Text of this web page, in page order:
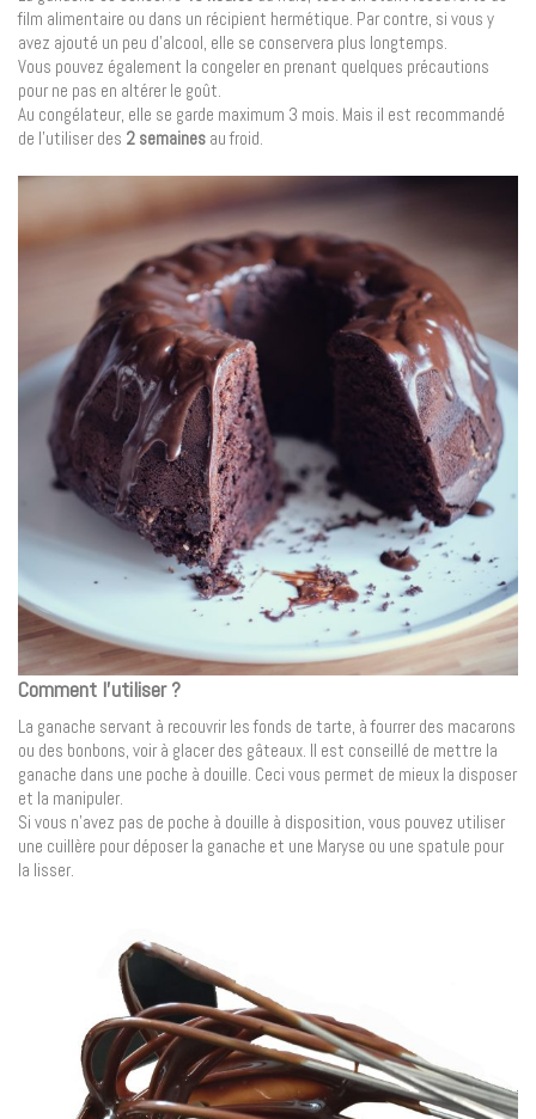
film alimentaire ou dans un récipient hermétique. Par contre, si vous y
avez ajouté un peu d’alcool, elle se conservera plus longtemps.
Vous pouvez également la congeler en prenant quelques précautions
pour ne pas en altérer le goût.
Au congélateur, elle se garde maximum 3 mois. Mais il est recommandé
de l’utiliser des 2 semaines au froid.
Comment l’utiliser ?
La ganache servant à recouvrir les fonds de tarte, à fourrer des macarons
ou des bonbons, voir à glacer des gâteaux. Il est conseillé de mettre la
ganache dans une poche à douille. Ceci vous permet de mieux la disposer
et la manipuler.
Si vous n’avez pas de poche à douille à disposition, vous pouvez utiliser
une cuillère pour déposer la ganache et une Maryse ou une spatule pour
la lisser.